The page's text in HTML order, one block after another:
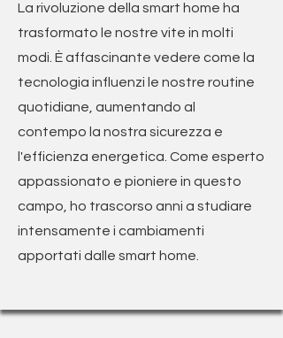
La rivoluzione della smart home ha
trasformato le nostre vite in molti
modi. È affascinante vedere come la
tecnologia influenzi le nostre routine
quotidiane, aumentando al
contempo la nostra sicurezza e
l'efficienza energetica. Come esperto
appassionato e pioniere in questo
campo, ho trascorso anni a studiare
intensamente i cambiamenti
apportati dalle smart home.